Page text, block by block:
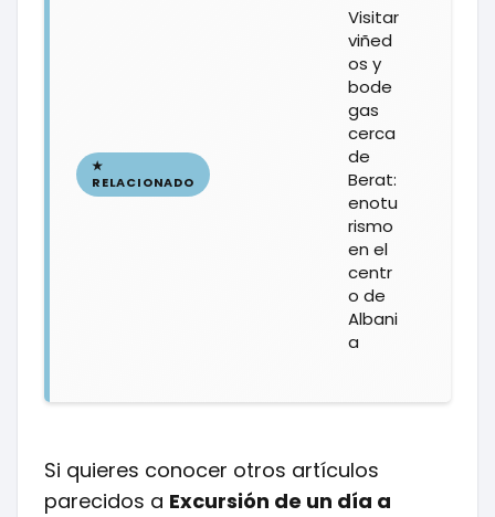
Visitar
viñed
os y
bode
gas
cerca
de
Berat:
enotu
rismo
en el
centr
o de
Albani
a
Si quieres conocer otros artículos
parecidos a Excursión de un día a